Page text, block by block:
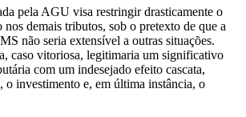
pela AGU visa restringir drasticamente o
nos demais tributos, sob o pretexto de que a
não seria extensível a outras situações.
caso vitoriosa, legitimaria um significativo
com um indesejado efeito cascata,
o investimento e, em última instância, o